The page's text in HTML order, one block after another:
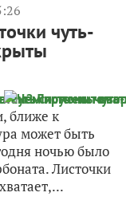
чуть-
ближе к
может быть
ночью было
Листочки